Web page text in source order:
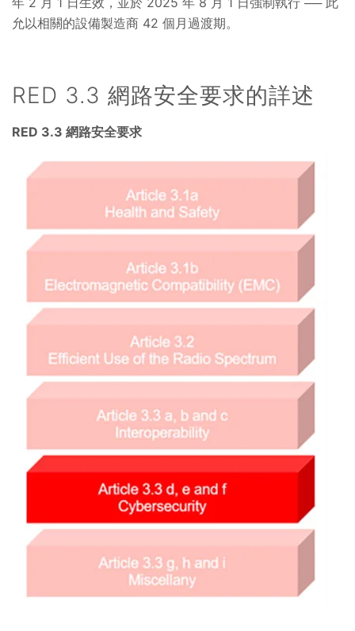
允以相關的設備製造商 42 個月過渡期。
RED 3.3 網路安全要求的詳述
RED 3.3 網路安全要求